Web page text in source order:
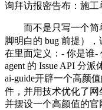
询拜访报密告布：施工
而不是只写一个简单
脚明白的 bug 前提）
在里面定义：- 你是谁-
agent 的 Issue API 分
ai-guide开辟一个高颜
件，并用技术优化了
并摆设一个高颜值的官